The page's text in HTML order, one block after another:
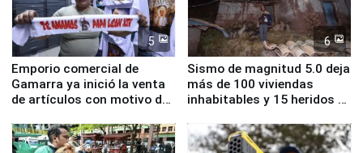
5
Emporio comercial de
Gamarra ya inició la venta
de artículos con motivo de
6
Sismo de magnitud 5.0 deja
más de 100 viviendas
inhabitables y 15 heridos en